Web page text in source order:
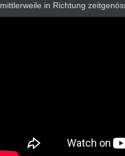
mittlerweile in Richtung